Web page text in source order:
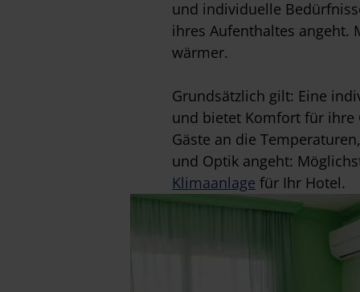
und individuelle
ihres Aufenthaltes angeht.
wärmer.
Grundsätzlich gilt: Eine
und bietet Komfort für ihre
Gäste an die
und Optik angeht:
Klimaanlage für Ihr Hotel.